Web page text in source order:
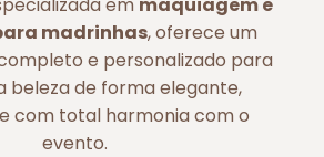
madrinhas, oferece um
e personalizado para
beleza de forma elegante,
com total harmonia com o
evento.